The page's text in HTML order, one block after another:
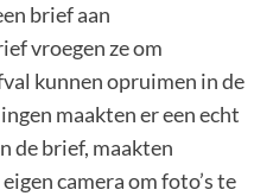
brief aan
vroegen ze om
kunnen opruimen in de
maakten er een echt
de brief, maakten
camera om foto’s te